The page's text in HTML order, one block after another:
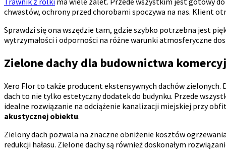
chwastów, ochrony przed chorobami spoczywa na nas. Klient
Sprawdzi się ona wszędzie tam, gdzie szybko potrzebna jest
wytrzymałości i odporności na różne warunki atmosferyczne
Zielone dachy dla budownictwa
Xero Flor to także producent ekstensywnych dachów
dach to nie tylko estetyczny dodatek do budynku. Przede
idealne rozwiązanie na odciążenie kanalizacji miejskiej przy
akustycznej obiektu.
Zielony dach pozwala na znaczne obniżenie kosztów
redukcji hałasu. Zielone dachy są również doskonałym